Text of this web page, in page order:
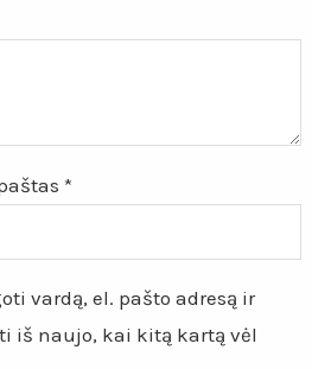
*
vardą, el. pašto adresą ir
iš naujo, kai kitą kartą vėl